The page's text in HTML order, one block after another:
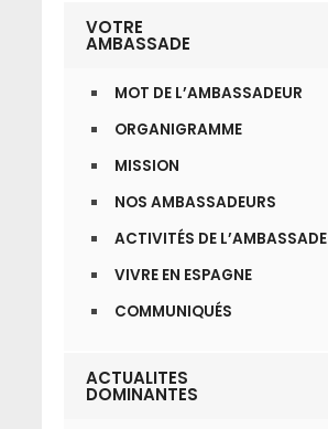
VOTRE
AMBASSADE
MOT DE L’AMBASSADEUR
ORGANIGRAMME
MISSION
NOS AMBASSADEURS
ACTIVITÉS DE L’AMBASSADE
VIVRE EN ESPAGNE
COMMUNIQUÉS
ACTUALITES
DOMINANTES